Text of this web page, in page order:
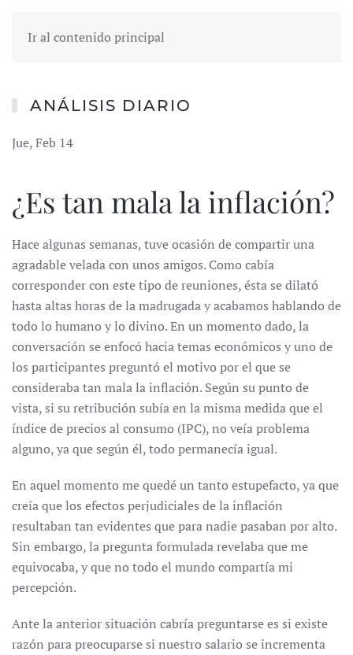
Ir al contenido principal
ANÁLISIS DIARIO
Jue, Feb 14
¿Es tan mala la inflación?
Hace algunas semanas, tuve ocasión de compartir una
agradable velada con unos amigos. Como cabía
corresponder con este tipo de reuniones, ésta se dilató
hasta altas horas de la madrugada y acabamos hablando de
todo lo humano y lo divino. En un momento dado, la
conversación se enfocó hacia temas económicos y uno de
los participantes preguntó el motivo por el que se
consideraba tan mala la inflación. Según su punto de
vista, si su retribución subía en la misma medida que el
índice de precios al consumo (IPC), no veía problema
alguno, ya que según él, todo permanecía igual.
En aquel momento me quedé un tanto estupefacto, ya que
creía que los efectos perjudiciales de la inflación
resultaban tan evidentes que para nadie pasaban por alto.
Sin embargo, la pregunta formulada revelaba que me
equivocaba, y que no todo el mundo compartía mi
percepción.
Ante la anterior situación cabría preguntarse es si existe
razón para preocuparse si nuestro salario se incrementa